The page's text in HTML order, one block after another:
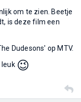
om te zien. Beetje
is deze film een
Dudesons' op MTV.
leuk 😉